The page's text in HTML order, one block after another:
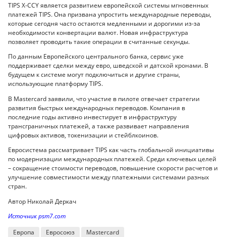
TIPS X-CCY является развитием европейской системы мгновенных
платежей TIPS. Она призвана упростить международные переводы,
которые сегодня часто остаются медленными и дорогими из-за
необходимости конвертации валют. Новая инфраструктура
позволяет проводить такие операции в считанные секунды.
По данным Европейского центрального банка, сервис уже
поддерживает сделки между евро, шведской и датской кронами. В
будущем к системе могут подключиться и другие страны,
использующие платформу TIPS.
В Mastercard заявили, что участие в пилоте отвечает стратегии
развития быстрых международных переводов. Компания в
последние годы активно инвестирует в инфраструктуру
трансграничных платежей, а также развивает направления
цифровых активов, токенизации и стейблкоинов.
Евросистема рассматривает TIPS как часть глобальной инициативы
по модернизации международных платежей. Среди ключевых целей
– сокращение стоимости переводов, повышение скорости расчетов и
улучшение совместимости между платежными системами разных
стран.
Автор Николай Деркач
Источник psm7.com
Европа
Евросоюз Masterсard